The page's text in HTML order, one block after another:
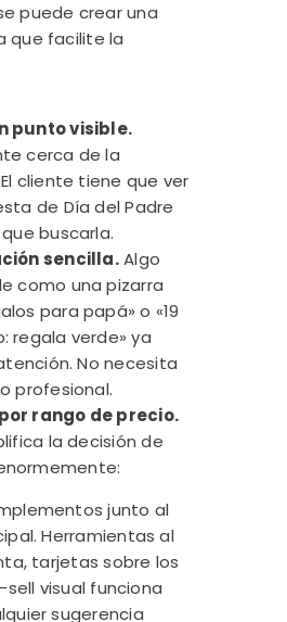
puede crear una
que facilite la
punto visible.
cerca de la
cliente tiene que ver
de Día del Padre
buscarla.
sencilla.Algo
como una pizarra
para papá» o «19
regala verde» ya
No necesita
profesional.
rango de precio.
la decisión de
junto al
Herramientas al
tarjetas sobre los
sell visual funciona
sugerencia